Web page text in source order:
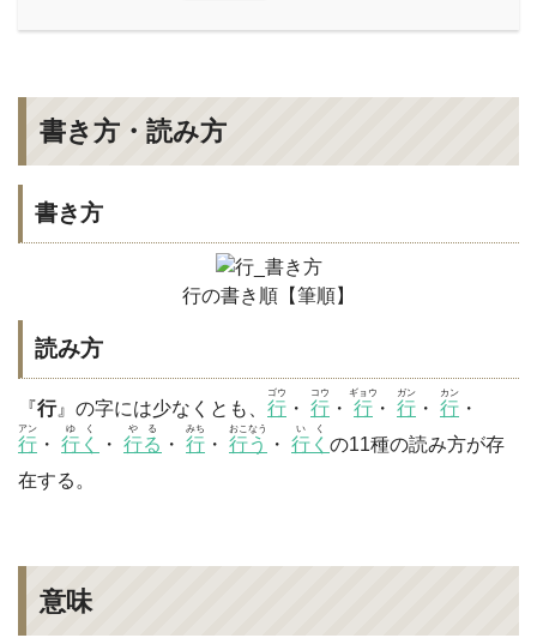
書き方・読み方
書き方
行の書き順【筆順】
読み方
『行』の字には少なくとも、 行
ゴウ
・ 行
コウ
・ 行
ギョウ
・ 行
ガン
・ 行
カン
・
行
アン
・ 行く
ゆく
・ 行る
やる
・ 行
みち
・ 行う
おこなう
・ 行く
いく
の11種の読み方が存
在する。
意味